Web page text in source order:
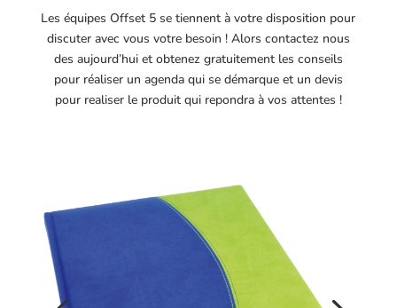
Les équipes Offset 5 se tiennent à votre disposition pour
discuter avec vous votre besoin ! Alors contactez nous
des aujourd’hui et obtenez gratuitement les conseils
pour réaliser un agenda qui se démarque et un devis
pour realiser le produit qui repondra à vos attentes !